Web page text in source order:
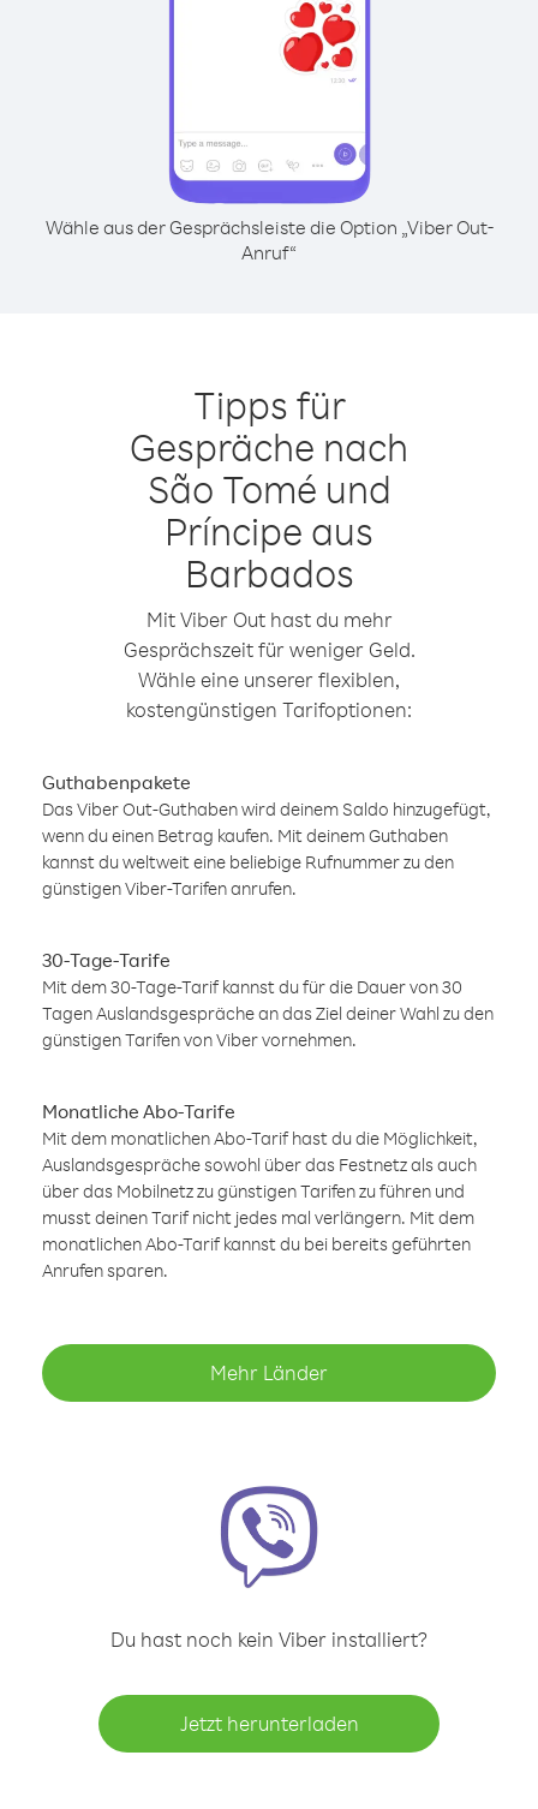
Wähle aus der Gesprächsleiste die Option „Viber Out-
Anruf“
Tipps für
Gespräche nach
São Tomé und
Príncipe aus
Barbados
Mit Viber Out hast du mehr
Gesprächszeit für weniger Geld.
Wähle eine unserer flexiblen,
kostengünstigen Tarifoptionen:
Guthabenpakete
Das Viber Out-Guthaben wird deinem Saldo hinzugefügt,
wenn du einen Betrag kaufen. Mit deinem Guthaben
kannst du weltweit eine beliebige Rufnummer zu den
günstigen Viber-Tarifen anrufen.
30-Tage-Tarife
Mit dem 30-Tage-Tarif kannst du für die Dauer von 30
Tagen Auslandsgespräche an das Ziel deiner Wahl zu den
günstigen Tarifen von Viber vornehmen.
Monatliche Abo-Tarife
Mit dem monatlichen Abo-Tarif hast du die Möglichkeit,
Auslandsgespräche sowohl über das Festnetz als auch
über das Mobilnetz zu günstigen Tarifen zu führen und
musst deinen Tarif nicht jedes mal verlängern. Mit dem
monatlichen Abo-Tarif kannst du bei bereits geführten
Anrufen sparen.
Mehr Länder
Du hast noch kein Viber installiert?
Jetzt herunterladen